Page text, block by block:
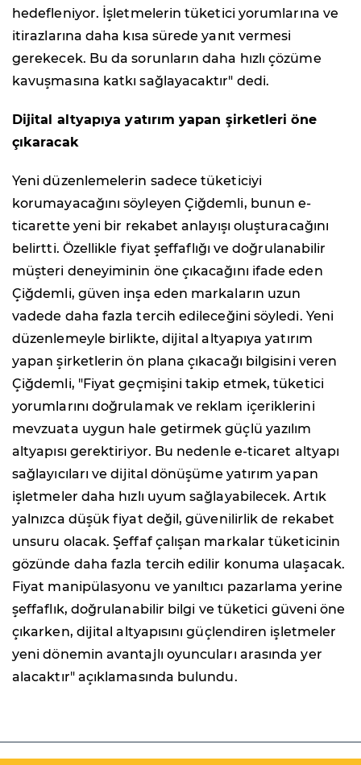
hedefleniyor. İşletmelerin tüketici yorumlarına ve
itirazlarına daha kısa sürede yanıt vermesi
gerekecek. Bu da sorunların daha hızlı çözüme
kavuşmasına katkı sağlayacaktır" dedi.
Dijital altyapıya yatırım yapan şirketleri öne
çıkaracak
Yeni düzenlemelerin sadece tüketiciyi
korumayacağını söyleyen Çiğdemli, bunun e-
ticarette yeni bir rekabet anlayışı oluşturacağını
belirtti. Özellikle fiyat şeffaflığı ve doğrulanabilir
müşteri deneyiminin öne çıkacağını ifade eden
Çiğdemli, güven inşa eden markaların uzun
vadede daha fazla tercih edileceğini söyledi. Yeni
düzenlemeyle birlikte, dijital altyapıya yatırım
yapan şirketlerin ön plana çıkacağı bilgisini veren
Çiğdemli, "Fiyat geçmişini takip etmek, tüketici
yorumlarını doğrulamak ve reklam içeriklerini
mevzuata uygun hale getirmek güçlü yazılım
altyapısı gerektiriyor. Bu nedenle e-ticaret altyapı
sağlayıcıları ve dijital dönüşüme yatırım yapan
işletmeler daha hızlı uyum sağlayabilecek. Artık
yalnızca düşük fiyat değil, güvenilirlik de rekabet
unsuru olacak. Şeffaf çalışan markalar tüketicinin
gözünde daha fazla tercih edilir konuma ulaşacak.
Fiyat manipülasyonu ve yanıltıcı pazarlama yerine
şeffaflık, doğrulanabilir bilgi ve tüketici güveni öne
çıkarken, dijital altyapısını güçlendiren işletmeler
yeni dönemin avantajlı oyuncuları arasında yer
alacaktır" açıklamasında bulundu.